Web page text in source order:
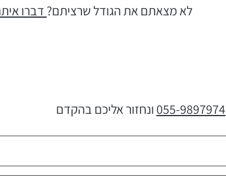
לא מצאתם את הגודל שרציתם? דברו
055-9897974 ונחזור אליכם בהקדם